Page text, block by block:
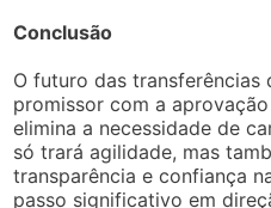
Conclusão
O futuro das transferências
promissor com a
elimina a necessidade de
só trará agilidade, mas
transparência e confiança
passo significativo em